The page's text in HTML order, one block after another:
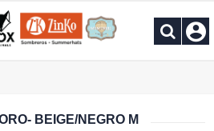
BEIGE/NEGRO M